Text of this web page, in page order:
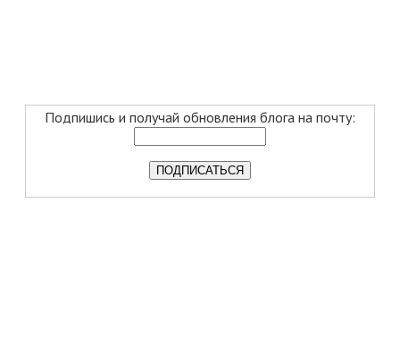
Подпишись и получай обновления блога на почту: